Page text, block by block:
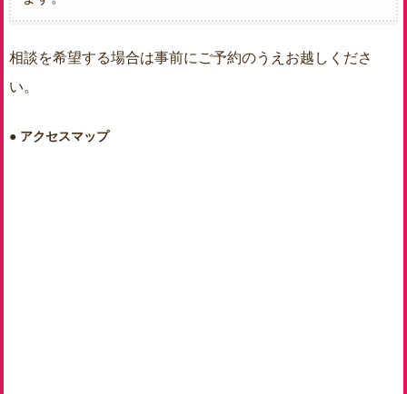
相談を希望する場合は事前にご予約のうえお越しくださ
い。
アクセスマップ